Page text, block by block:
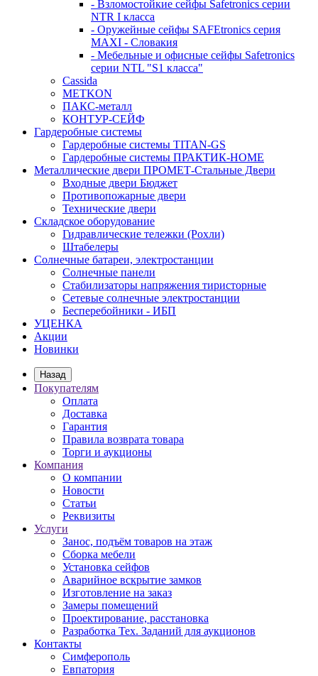
- Взломостойкие сейфы Safetronics серии
NTR I класса
- Оружейные сейфы SAFEtronics серия
MAXI - Словакия
- Мебельные и офисные сейфы Safetronics
серии NTL "S1 класса"
Cassida
METKON
ПАКС-металл
КОНТУР-СЕЙФ
Гардеробные системы
Гардеробные системы TITAN-GS
Гардеробные системы ПРАКТИК-HOME
Металлические двери ПРОМЕТ-Стальные Двери
Входные двери Бюджет
Противопожарные двери
Технические двери
Складское оборудование
Гидравлические тележки (Рохли)
Штабелеры
Солнечные батареи, электростанции
Солнечные панели
Стабилизаторы напряжения тиристорные
Сетевые солнечные электростанции
Бесперебойники - ИБП
УЦЕНКА
Акции
Новинки
Назад
Покупателям
Оплата
Доставка
Гарантия
Правила возврата товара
Торги и аукционы
Компания
О компании
Новости
Статьи
Реквизиты
Услуги
Занос, подъём товаров на этаж
Сборка мебели
Установка сейфов
Аварийное вскрытие замков
Изготовление на заказ
Замеры помещений
Проектирование, расстановка
Разработка Тех. Заданий для аукционов
Контакты
Симферополь
Евпатория